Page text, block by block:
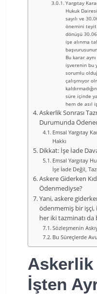
Yargıtay
Hukuk
sayılı ve
önemini
dönüşü
işe alınma
Bu karar
işverenin bu
sorumlu
çalışmıyor
süre içinde
hem de asıl
Askerlik Sonrası
Durumunda
Emsal Yargıtay
Hakkı
Dikkat: İşe İade
Emsal Yargıtay
İşe İade Değil,
Askere Giderken
Ödenmediyse?
Yani, askere
ödenmemiş bir işçi,
her iki tazminatı
Sözleşmenin
Bu Süreçlerde
Askerlik
İşten